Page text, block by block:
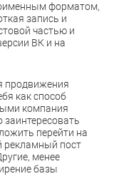
форматом,
запись и
частью и
ВК и на
продвижения
как способ
компания
перейти на
рекламный пост
менее
базы